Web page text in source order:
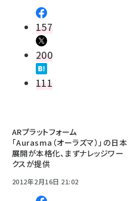
157
200
111
ARプラットフォーム
「Aurasma（オーラズマ）」の日本
展開が本格化、まずナレッジワー
クスが提供
2012年2月16日 21:02